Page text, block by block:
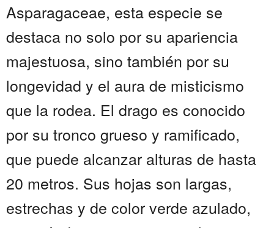
Asparagaceae, esta especie se
destaca no solo por su apariencia
majestuosa, sino también por su
longevidad y el aura de misticismo
que la rodea. El drago es conocido
por su tronco grueso y ramificado,
que puede alcanzar alturas de hasta
20 metros. Sus hojas son largas,
estrechas y de color verde azulado,